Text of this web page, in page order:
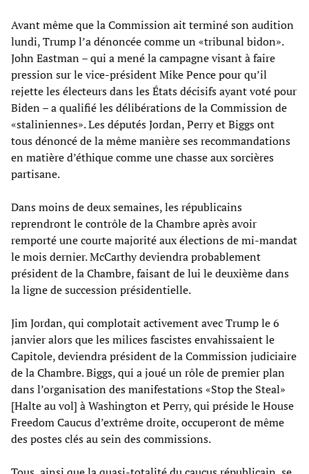
Avant même que la Commission ait terminé son audition
lundi, Trump l’a dénoncée comme un «tribunal bidon».
John Eastman – qui a mené la campagne visant à faire
pression sur le vice-président Mike Pence pour qu’il
rejette les électeurs dans les États décisifs ayant voté pour
Biden – a qualifié les délibérations de la Commission de
«staliniennes». Les députés Jordan, Perry et Biggs ont
tous dénoncé de la même manière ses recommandations
en matière d’éthique comme une chasse aux sorcières
partisane.
Dans moins de deux semaines, les républicains
reprendront le contrôle de la Chambre après avoir
remporté une courte majorité aux élections de mi-mandat
le mois dernier. McCarthy deviendra probablement
président de la Chambre, faisant de lui le deuxième dans
la ligne de succession présidentielle.
Jim Jordan, qui complotait activement avec Trump le 6
janvier alors que les milices fascistes envahissaient le
Capitole, deviendra président de la Commission judiciaire
de la Chambre. Biggs, qui a joué un rôle de premier plan
dans l’organisation des manifestations «Stop the Steal»
[Halte au vol] à Washington et Perry, qui préside le House
Freedom Caucus d’extrême droite, occuperont de même
des postes clés au sein des commissions.